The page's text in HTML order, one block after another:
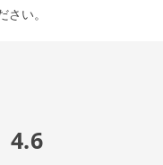
さい。
4.6